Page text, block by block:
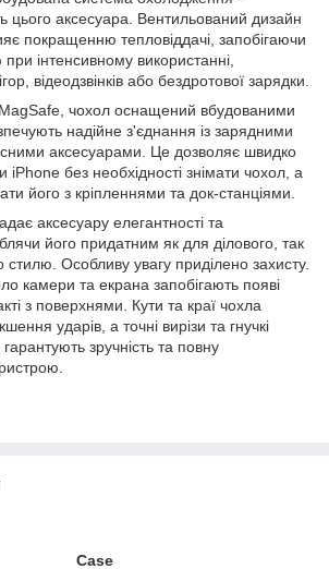
цього аксесуара. Вентильований дизайн
покращенню тепловіддачі, запобігаючи
інтенсивному використанні,
відеодзвінків або бездротової зарядки.
MagSafe, чохол оснащений вбудованими
надійне з'єднання із зарядними
аксесуарами. Це дозволяє швидко
iPhone без необхідності знімати чохол, а
його з кріпленнями та док-станціями.
аксесуару елегантності та
його придатним як для ділового, так
стилю. Особливу увагу приділено захисту.
камери та екрана запобігають появі
з поверхнями. Кути та краї чохла
ударів, а точні вирізи та гнучкі
зручність та повну
Case